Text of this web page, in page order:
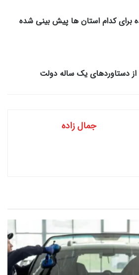
برای کدام استان ها پیش بینی شده
دستاوردهای یک ساله دولت
جمال زاده